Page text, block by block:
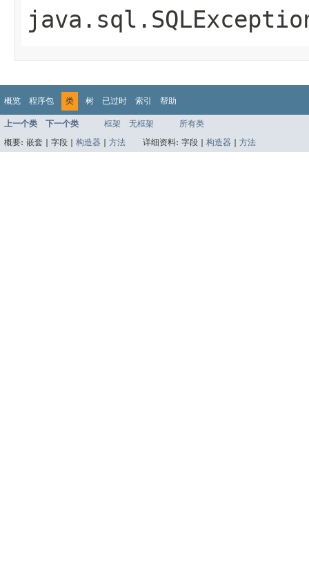
概览 程序包 类 树 已过时 索引 帮助
上一个类 下一个类 框架 无框架
所有类
概要: 嵌套 | 字段 | 构造器 方法 详细资料: 字段 | 构造器 方法